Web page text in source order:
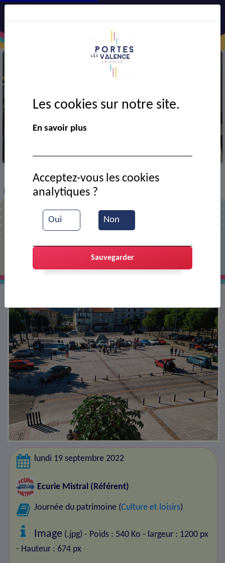
> VIE MUNICIPALE > Ressources documentaires
Exposition de voitures anciennes (journée du patrimoine)
Exposition de voitures anciennes
(journée du patrimoine)
lundi 19 septembre 2022
Ecurie Mistral (Référent)
Journée du patrimoine (Culture et loisirs)
Image (.jpg) - Poids : 540 Ko - largeur : 1200 px
- Hauteur : 674 px
Les cookies sur notre site.
En savoir plus
Oui Non
Acceptez-vous les cookies
analytiques ?
Sauvegarder